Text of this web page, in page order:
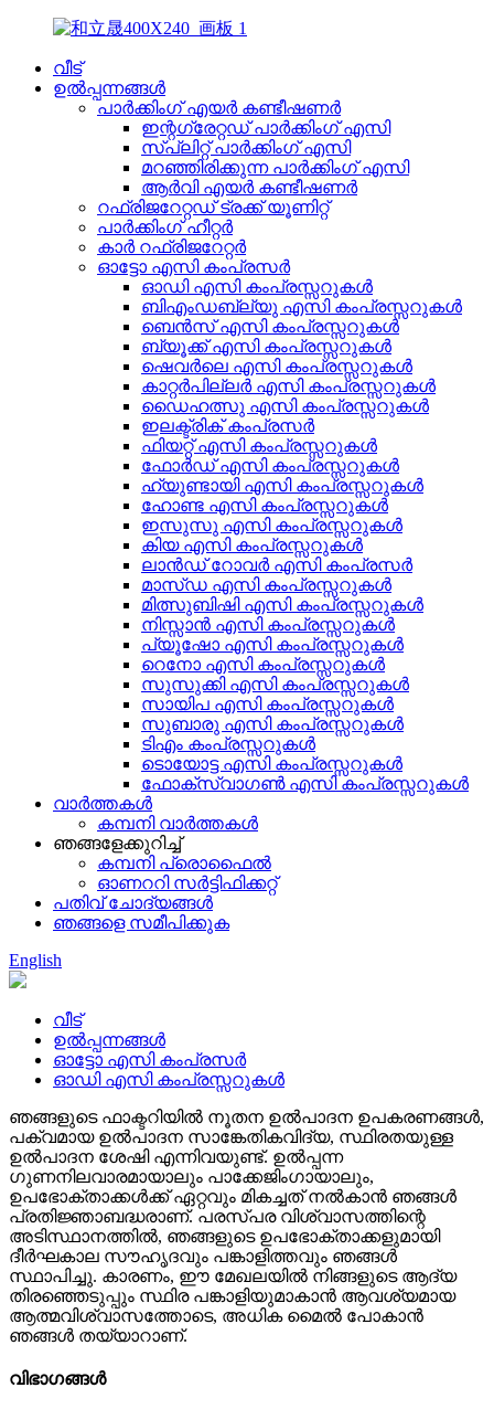
വീട്
ഉൽപ്പന്നങ്ങൾ
പാർക്കിംഗ് എയർ കണ്ടീഷണർ
ഇന്റഗ്രേറ്റഡ് പാർക്കിംഗ് എസി
സ്പ്ലിറ്റ് പാർക്കിംഗ് എസി
മറഞ്ഞിരിക്കുന്ന പാർക്കിംഗ് എസി
ആർവി എയർ കണ്ടീഷണർ
റഫ്രിജറേറ്റഡ് ട്രക്ക് യൂണിറ്റ്
പാർക്കിംഗ് ഹീറ്റർ
കാർ റഫ്രിജറേറ്റർ
ഓട്ടോ എസി കംപ്രസർ
ഓഡി എസി കംപ്രസ്സറുകൾ
ബിഎംഡബ്ല്യു എസി കംപ്രസ്സറുകൾ
ബെൻസ് എസി കംപ്രസ്സറുകൾ
ബ്യൂക്ക് എസി കംപ്രസ്സറുകൾ
ഷെവർലെ എസി കംപ്രസ്സറുകൾ
കാറ്റർപില്ലർ എസി കംപ്രസ്സറുകൾ
ഡൈഹത്സു എസി കംപ്രസ്സറുകൾ
ഇലക്ട്രിക് കംപ്രസർ
ഫിയറ്റ് എസി കംപ്രസ്സറുകൾ
ഫോർഡ് എസി കംപ്രസ്സറുകൾ
ഹ്യുണ്ടായി എസി കംപ്രസ്സറുകൾ
ഹോണ്ട എസി കംപ്രസ്സറുകൾ
ഇസുസു എസി കംപ്രസ്സറുകൾ
കിയ എസി കംപ്രസ്സറുകൾ
ലാൻഡ് റോവർ എസി കംപ്രസർ
മാസ്ഡ എസി കംപ്രസ്സറുകൾ
മിത്സുബിഷി എസി കംപ്രസ്സറുകൾ
നിസ്സാൻ എസി കംപ്രസ്സറുകൾ
പ്യൂഷോ എസി കംപ്രസ്സറുകൾ
റെനോ എസി കംപ്രസ്സറുകൾ
സുസുക്കി എസി കംപ്രസ്സറുകൾ
സായിപ എസി കംപ്രസ്സറുകൾ
സുബാരു എസി കംപ്രസ്സറുകൾ
ടിഎം കംപ്രസ്സറുകൾ
ടൊയോട്ട എസി കംപ്രസ്സറുകൾ
ഫോക്‌സ്‌വാഗൺ എസി കംപ്രസ്സറുകൾ
വാർത്തകൾ
കമ്പനി വാർത്തകൾ
ഞങ്ങളേക്കുറിച്ച്
കമ്പനി പ്രൊഫൈൽ
ഓണററി സർട്ടിഫിക്കറ്റ്
പതിവ് ചോദ്യങ്ങൾ
ഞങ്ങളെ സമീപിക്കുക
English
വീട്
ഉൽപ്പന്നങ്ങൾ
ഓട്ടോ എസി കംപ്രസർ
ഓഡി എസി കംപ്രസ്സറുകൾ
ഞങ്ങളുടെ ഫാക്ടറിയിൽ നൂതന ഉൽ‌പാദന ഉപകരണങ്ങൾ,
പക്വമായ ഉൽ‌പാദന സാങ്കേതികവിദ്യ, സ്ഥിരതയുള്ള
ഉൽ‌പാദന ശേഷി എന്നിവയുണ്ട്. ഉൽ‌പ്പന്ന
ഗുണനിലവാരമായാലും പാക്കേജിംഗായാലും,
ഉപഭോക്താക്കൾക്ക് ഏറ്റവും മികച്ചത് നൽകാൻ ഞങ്ങൾ
പ്രതിജ്ഞാബദ്ധരാണ്. പരസ്പര വിശ്വാസത്തിന്റെ
അടിസ്ഥാനത്തിൽ, ഞങ്ങളുടെ ഉപഭോക്താക്കളുമായി
ദീർഘകാല സൗഹൃദവും പങ്കാളിത്തവും ഞങ്ങൾ
സ്ഥാപിച്ചു. കാരണം, ഈ മേഖലയിൽ നിങ്ങളുടെ ആദ്യ
തിരഞ്ഞെടുപ്പും സ്ഥിര പങ്കാളിയുമാകാൻ ആവശ്യമായ
ആത്മവിശ്വാസത്തോടെ, അധിക മൈൽ പോകാൻ
ഞങ്ങൾ തയ്യാറാണ്.
വിഭാഗങ്ങൾ